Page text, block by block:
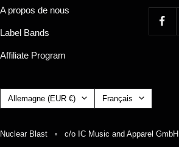
A propos de nous
Label Bands
Affiliate Program
Pays/région Allemagne (EUR €) Langue
Français
Nuclear Blast c/o IC Music and Apparel GmbH